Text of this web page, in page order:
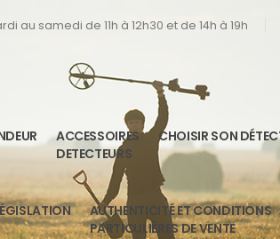
au samedi de 11h à 12h30 et de 14h à 19h
ACCESSOIRES
DETECTEURS
CHOISIR SON
AUTHENTICITÉ ET CONDITIONS
PARTICULIÈRES DE VENTE